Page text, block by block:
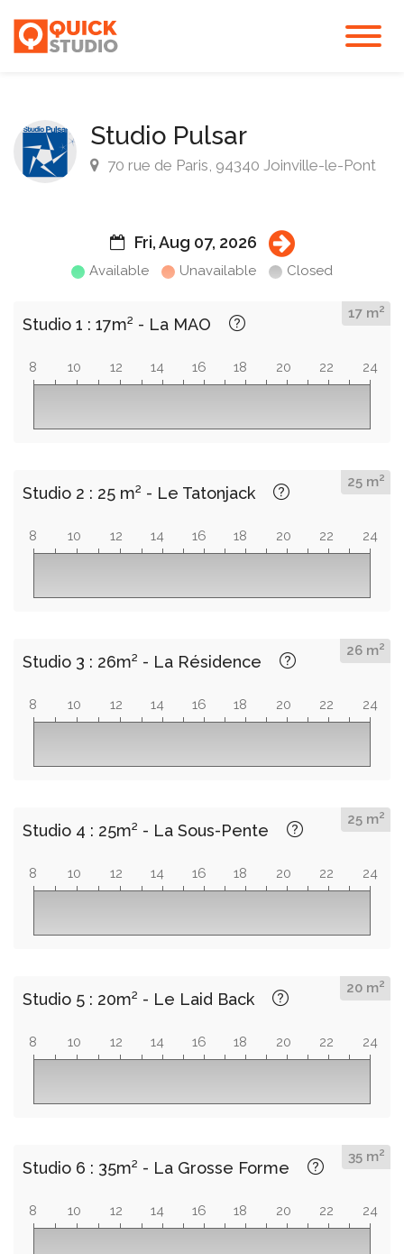
Studio Pulsar
70 rue de Paris, 94340 Joinville-le-Pont
Fri, Aug 07, 2026
Available Unavailable Closed
Studio 1 : 17m² - La MAO
17 m2
8 10 12 14 16 18 20 22 24
Studio 2 : 25 m² - Le Tatonjack
25 m2
8 10 12 14 16 18 20 22 24
Studio 3 : 26m² - La Résidence
26 m2
8 10 12 14 16 18 20 22 24
Studio 4 : 25m² - La Sous-Pente
25 m2
8 10 12 14 16 18 20 22 24
Studio 5 : 20m² - Le Laid Back
20 m2
8 10 12 14 16 18 20 22 24
Studio 6 : 35m² - La Grosse Forme
35 m2
8 10 12 14 16 18 20 22 24